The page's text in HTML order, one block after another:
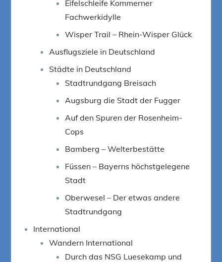
Eifelschleife Kommerner
Fachwerkidylle
Wisper Trail – Rhein-Wisper Glück
Ausflugsziele in Deutschland
Städte in Deutschland
Stadtrundgang Breisach
Augsburg die Stadt der Fugger
Auf den Spuren der Rosenheim-
Cops
Bamberg – Welterbestätte
Füssen – Bayerns höchstgelegene
Stadt
Oberwesel – Der etwas andere
Stadtrundgang
International
Wandern International
Durch das NSG Luesekamp und